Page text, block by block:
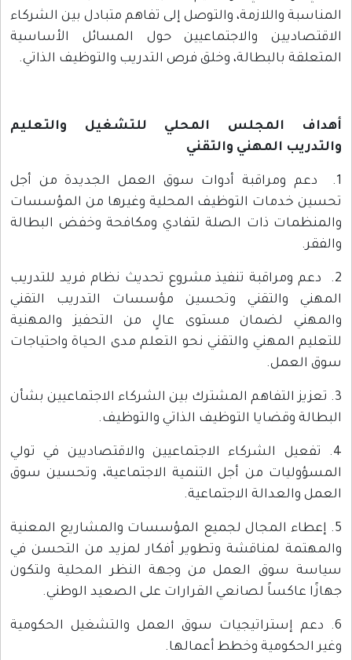
المناسبة واللازمة، والتوصل إلى تفاهم متبادل بين الشركاء
الاقتصاديين والاجتماعيين حول المسائل الأساسية
المتعلقة بالبطالة، وخلق فرص التدريب والتوظيف الذاتي.
أهداف المجلس المحلي للتشغيل والتعليم
والتدريب المهني والتقني
1. دعم ومراقبة أدوات سوق العمل الجديدة من أجل
تحسين خدمات التوظيف المحلية وغيرها من المؤسسات
والمنظمات ذات الصلة لتفادي ومكافحة وخفض البطالة
والفقر.
2. دعم ومراقبة تنفيذ مشروع تحديث نظام فريد للتدريب
المهني والتقني وتحسين مؤسسات التدريب التقني
والمهني لضمان مستوى عالٍ من التحفيز والمهنية
للتعليم المهني والتقني نحو التعلم مدى الحياة واحتياجات
سوق العمل.
3. تعزيز التفاهم المشترك بين الشركاء الاجتماعيين بشأن
البطالة وقضايا التوظيف الذاتي والتوظيف.
4. تفعيل الشركاء الاجتماعيين والاقتصاديين في تولي
المسؤوليات من أجل التنمية الاجتماعية، وتحسين سوق
العمل والعدالة الاجتماعية.
5. إعطاء المجال لجميع المؤسسات والمشاريع المعنية
والمهتمة لمناقشة وتطوير أفكار لمزيد من التحسن في
سياسة سوق العمل من وجهة النظر المحلية ولتكون
جهازًا عاكساً لصانعي القرارات على الصعيد الوطني.
6. دعم إستراتيجيات سوق العمل والتشغيل الحكومية
وغير الحكومية وخطط أعمالها.